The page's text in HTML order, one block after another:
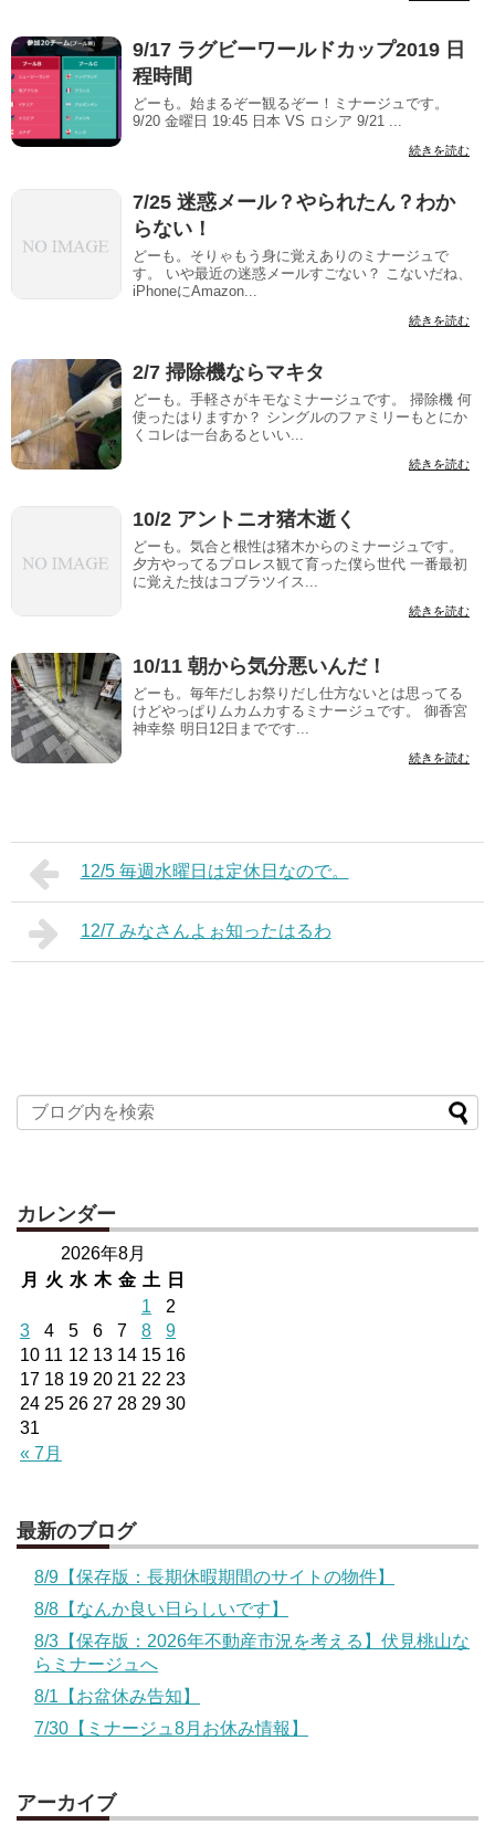
9/17 ラグビーワールドカップ2019 日
程時間
どーも。始まるぞー観るぞー！ミナージュです。
9/20 金曜日 19:45 日本 VS ロシア 9/21 ...
続きを読む
7/25 迷惑メール？やられたん？わか
らない！
どーも。そりゃもう身に覚えありのミナージュで
す。 いや最近の迷惑メールすごない？ こないだね、
iPhoneにAmazon...
続きを読む
2/7 掃除機ならマキタ
どーも。手軽さがキモなミナージュです。 掃除機 何
使ったはりますか？ シングルのファミリーもとにか
くコレは一台あるといい...
続きを読む
10/2 アントニオ猪木逝く
どーも。気合と根性は猪木からのミナージュです。
夕方やってるプロレス観て育った僕ら世代 一番最初
に覚えた技はコブラツイス...
続きを読む
10/11 朝から気分悪いんだ！
どーも。毎年だしお祭りだし仕方ないとは思ってる
けどやっぱりムカムカするミナージュです。 御香宮
神幸祭 明日12日までです...
続きを読む
12/5 毎週水曜日は定休日なので。
12/7 みなさんよぉ知ったはるわ
カレンダー
2026年8月
月
火 水 木 金 土 日
« 7月
1
2
3
4 5 6 7 8
9
10 11 12 13 14 15 16
17 18 19 20 21 22 23
24 25 26 27 28 29 30
31
最新のブログ
8/9【保存版：長期休暇期間のサイトの物件】
8/8【なんか良い日らしいです】
8/3【保存版：2026年不動産市況を考える】伏見桃山な
らミナージュへ
8/1【お盆休み告知】
7/30【ミナージュ8月お休み情報】
アーカイブ